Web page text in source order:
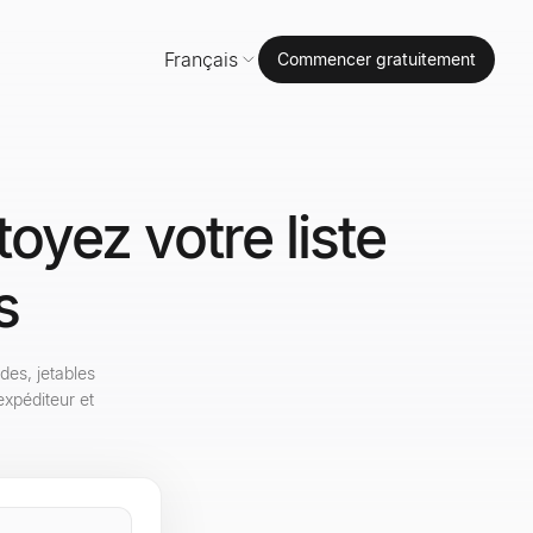
Français Commencer gratuitement
votre liste
jetables
et